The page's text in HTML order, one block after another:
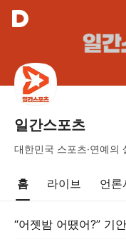
일간스포츠
대한민국 스포츠·연예의
홈 라이브 언론